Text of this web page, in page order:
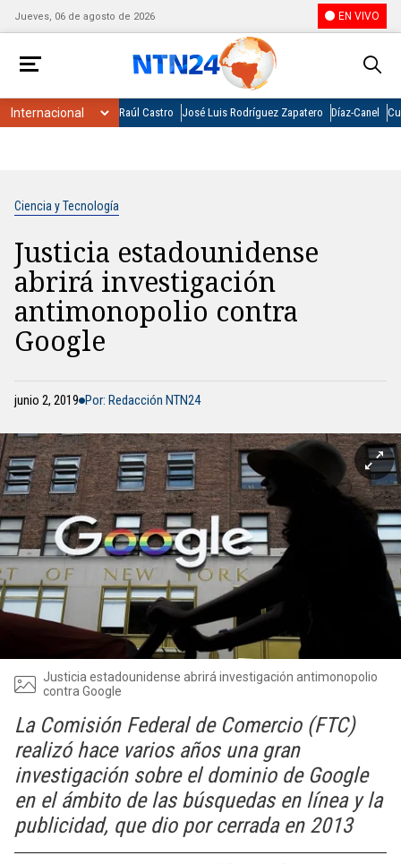
Jueves, 06 de agosto de 2026 EN VIVO
Raúl Castro José Luis Rodríguez Zapatero Díaz-Canel
Ciencia y Tecnología
Justicia estadounidense
abrirá investigación
antimonopolio contra
Google
junio 2, 2019 Por: Redacción NTN24
Justicia estadounidense abrirá investigación antimonopolio
contra Google
La Comisión Federal de Comercio (FTC)
realizó hace varios años una gran
investigación sobre el dominio de Google
en el ámbito de las búsquedas en línea y la
publicidad, que dio por cerrada en 2013